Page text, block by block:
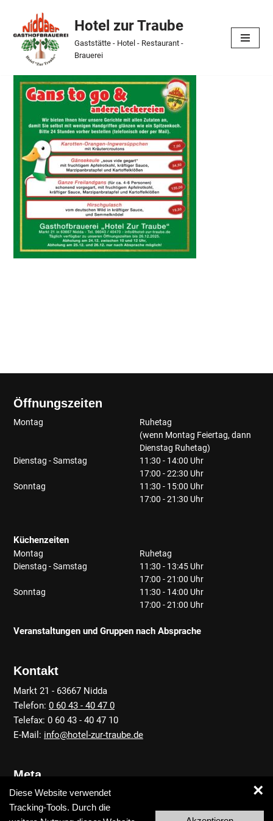
Skip
content
Hotel zur Traube
Gaststätte - Hotel - Restaurant -
Brauerei
Öffnungszeiten
Montag
Ruhetag
(wenn Montag Feiertag, dann
Dienstag Ruhetag)
Dienstag - Samstag
11:30 - 14:00 Uhr
17:00 - 22:30 Uhr
Sonntag
11:30 - 15:00 Uhr
17:00 - 21:30 Uhr
Küchenzeiten
Montag
Ruhetag
Dienstag - Samstag
11:30 - 13:45 Uhr
17:00 - 21:00 Uhr
Sonntag
11:30 - 14:00 Uhr
17:00 - 21:00 Uhr
Veranstaltungen und Gruppen nach Absprache
Kontakt
Markt 21 - 63667 Nidda
Telefon: 0 60 43 - 40 47 0
Telefax: 0 60 43 - 40 47 10
E-Mail: info@hotel-zur-traube.de
Meta
Anfahrt
Kontakt
×
Diese Website verwendet
Tracking-Tools. Durch die